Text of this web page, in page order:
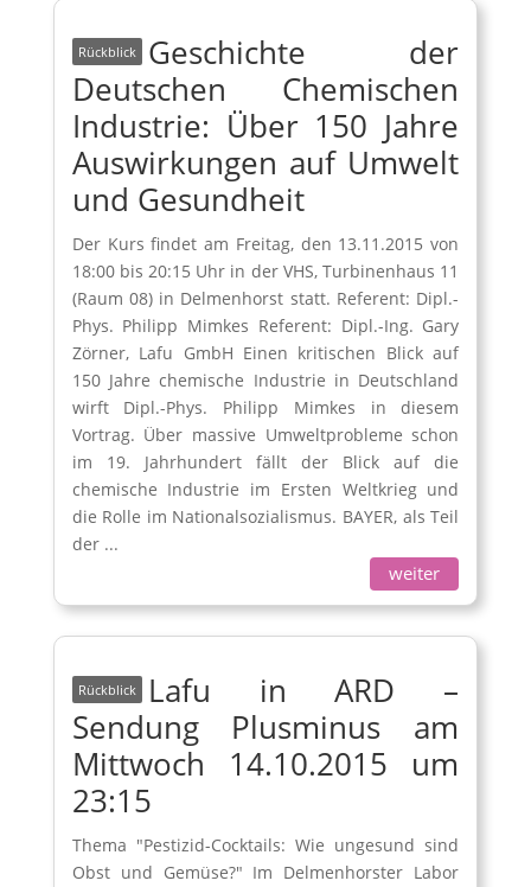
Geschichte der
Deutschen Chemischen
Industrie: Über 150 Jahre
Auswirkungen auf Umwelt
und Gesundheit
Der Kurs findet am Freitag, den 13.11.2015 von
18:00 bis 20:15 Uhr in der VHS, Turbinenhaus 11
(Raum 08) in Delmenhorst statt. Referent: Dipl.-
Phys. Philipp Mimkes Referent: Dipl.-Ing. Gary
Zörner, Lafu GmbH Einen kritischen Blick auf
150 Jahre chemische Industrie in Deutschland
wirft Dipl.-Phys. Philipp Mimkes in diesem
Vortrag. Über massive Umweltprobleme schon
im 19. Jahrhundert fällt der Blick auf die
chemische Industrie im Ersten Weltkrieg und
die Rolle im Nationalsozialismus. BAYER, als Teil
der ...
weiter
Lafu in ARD –
Sendung Plusminus am
Mittwoch 14.10.2015 um
23:15
Thema "Pestizid-Cocktails: Wie ungesund sind
Obst und Gemüse?" Im Delmenhorster Labor